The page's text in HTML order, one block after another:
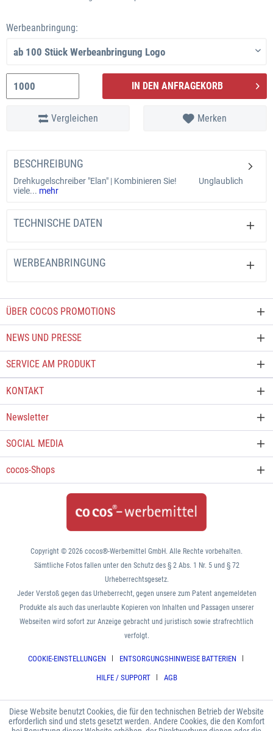
Werbeanbringung:
IN DEN ANFRAGEKORB
Vergleichen Merken
BESCHREIBUNG
Drehkugelschreiber "Elan" | Kombinieren Sie! Unglaublich
viele... mehr
TECHNISCHE DATEN
WERBEANBRINGUNG
ÜBER COCOS PROMOTIONS
NEWS UND PRESSE
SERVICE AM PRODUKT
KONTAKT
Newsletter
SOCIAL MEDIA
cocos-Shops
COOKIE-EINSTELLUNGEN ENTSORGUNGSHINWEISE BATTERIEN
HILFE / SUPPORT AGB
Copyright © 2026 cocos®-Werbemittel GmbH. Alle Rechte vorbehalten.
Sämtliche Fotos fallen unter den Schutz des § 2 Abs. 1 Nr. 5 und § 72
Urheberrechtsgesetz.
Jeder Verstoß gegen das Urheberrecht, gegen unsere zum Patent angemeldeten
Produkte als auch das unerlaubte Kopieren von Inhalten und Passagen unserer
Webseiten wird sofort zur Anzeige gebracht und juristisch sowie strafrechtlich
verfolgt.
Diese Website benutzt Cookies, die für den technischen Betrieb der Website
erforderlich sind und stets gesetzt werden. Andere Cookies, die den Komfort